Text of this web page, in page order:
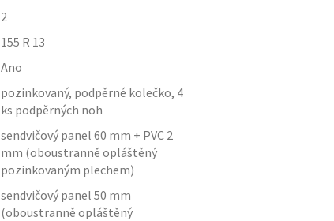
2
155 R 13
Ano
pozinkovaný, podpěrné kolečko, 4
ks podpěrných noh
sendvičový panel 60 mm + PVC 2
mm (oboustranně opláštěný
pozinkovaným plechem)
sendvičový panel 50 mm
(oboustranně opláštěný